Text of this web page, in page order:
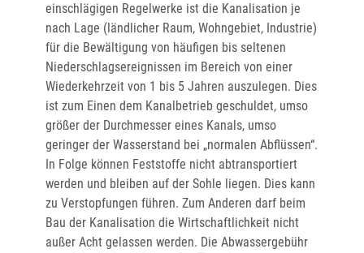
einschlägigen Regelwerke ist die Kanalisation je
nach Lage (ländlicher Raum, Wohngebiet, Industrie)
für die Bewältigung von häufigen bis seltenen
Niederschlagsereignissen im Bereich von einer
Wiederkehrzeit von 1 bis 5 Jahren auszulegen. Dies
ist zum Einen dem Kanalbetrieb geschuldet, umso
größer der Durchmesser eines Kanals, umso
geringer der Wasserstand bei „normalen Abflüssen“.
In Folge können Feststoffe nicht abtransportiert
werden und bleiben auf der Sohle liegen. Dies kann
zu Verstopfungen führen. Zum Anderen darf beim
Bau der Kanalisation die Wirtschaftlichkeit nicht
außer Acht gelassen werden. Die Abwassergebühr